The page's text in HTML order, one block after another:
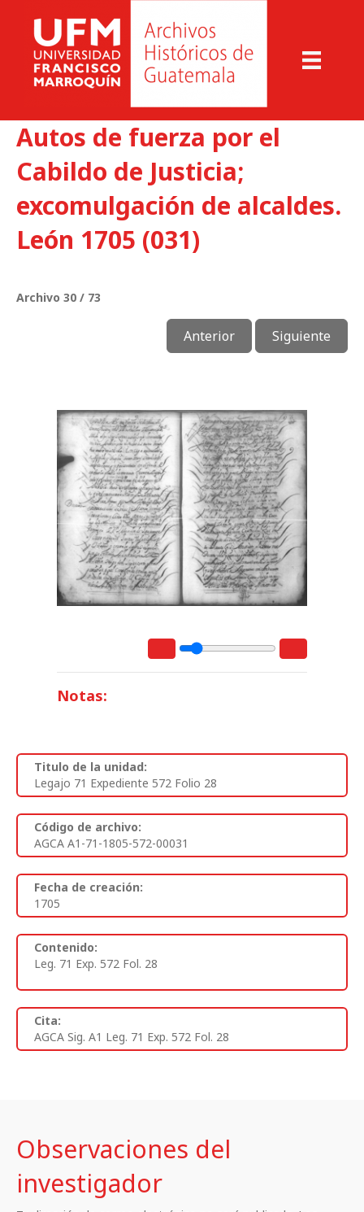
Autos de fuerza por el
Cabildo de Justicia;
excomulgación de alcaldes.
León 1705 (031)
Archivo 30 / 73
Anterior Siguiente
Notas:
Titulo de la unidad:
Legajo 71 Expediente 572 Folio 28
Código de archivo:
AGCA A1-71-1805-572-00031
Fecha de creación:
1705
Contenido:
Leg. 71 Exp. 572 Fol. 28
Cita:
AGCA Sig. A1 Leg. 71 Exp. 572 Fol. 28
Observaciones del
investigador